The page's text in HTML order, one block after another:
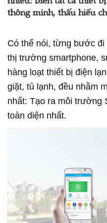
thông minh, thấu hiểu
Có thể nói, từng bước
thị trường smartphone,
hàng loạt thiết bị điện
giặt, tủ lạnh, đều nhằm
nhất: Tạo ra môi trường
toàn diện nhất.